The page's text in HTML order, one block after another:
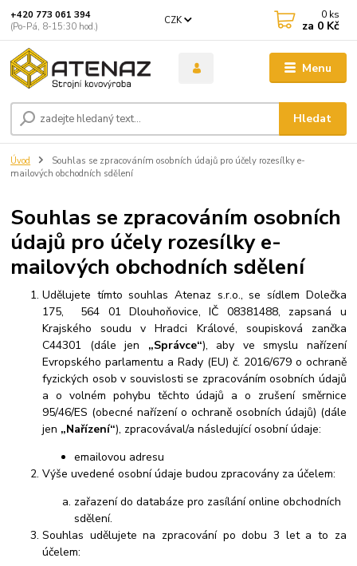
Menu
CZK
Hledat
+420 773 061 394
(Po-Pá, 8-15:30 hod.)
0 ks
za 0 Kč
Úvod
Souhlas se zpracováním osobních údajů pro účely rozesílky e-
mailových obchodních sdělení
Souhlas se zpracováním osobních
údajů pro účely rozesílky e-
mailových obchodních sdělení
Udělujete tímto souhlas Atenaz s.r.o., se sídlem Dolečka
175, 564 01 Dlouhoňovice, IČ 08381488, zapsaná u
Krajského soudu v Hradci Králové, soupisková zančka
C44301 (dále jen „Správce“), aby ve smyslu nařízení
Evropského parlamentu a Rady (EU) č. 2016/679 o ochraně
fyzických osob v souvislosti se zpracováním osobních údajů
a o volném pohybu těchto údajů a o zrušení směrnice
95/46/ES (obecné nařízení o ochraně osobních údajů) (dále
jen „Nařízení“), zpracovával/a následující osobní údaje:
emailovou adresu
Výše uvedené osobní údaje budou zpracovány za účelem:
zařazení do databáze pro zasílání online obchodních
sdělení.
Souhlas udělujete na zpracování po dobu3 let a to za
účelem: